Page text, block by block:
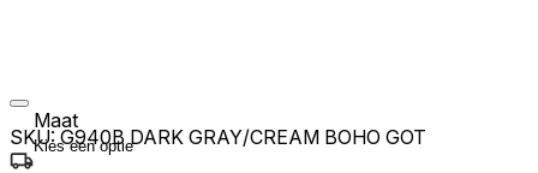
Maat
SKU: G940B DARK GRAY/CREAM BOHO GOT